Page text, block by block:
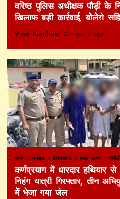
वरिष्ठ पुलिस अधीक्षक पौड़ी के
खिलाफ बड़ी कार्रवाई, बोलेरो
Vinay Kainthola 2 months ago
अन्य अपराध उत्तराखण्ड खास खबर चमोली
कर्णप्रयाग में धारदार हथियार
निहंग यात्री गिरफ्तार, तीन
में भेजा गया जेल